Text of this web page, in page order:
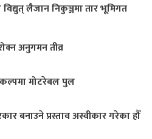
लैजान निकुञ्जमा तार भूमिगत
अनुगमन तीव्र
मोटरेबल पुल
बनाउने प्रस्ताव अस्वीकार गरेका हौँ